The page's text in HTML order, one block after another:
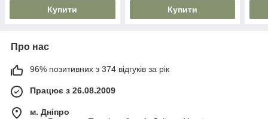
Купити Купити
Про нас
96% позитивних з 374 відгуків за рік
Працює з 26.08.2009
м. Дніпро